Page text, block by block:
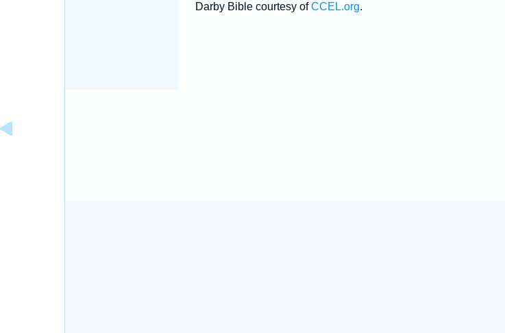
Darby Bible courtesy ofCCEL.org.